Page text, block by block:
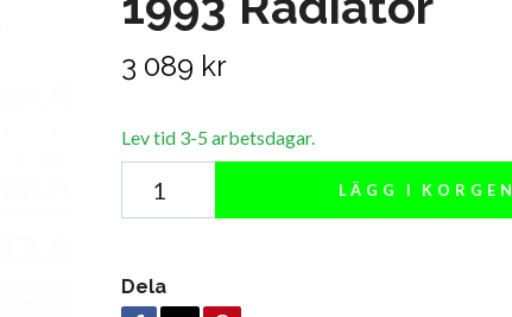
3 089 kr
Lev tid 3-5 arbetsdagar.
LÄGG I KORGEN
Dela